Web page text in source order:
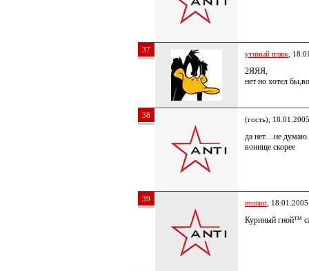
37 утиный пляж ,
2ЯЯЯ,
нет но хотел
38 (гость),
да нет…не
вонище скорее
39 mutant ,
Куриный гной™